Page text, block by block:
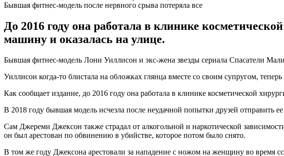
Бывшая фитнес-модель после нервного срыва потеряла все
До 2016 году она работала в клинике
машину и оказалась на улице.
Бывшая фитнес-модель Лони Уиллисон и экс-жена звезды сериала Спасатели
Уиллисон когда-то блистала на обложках глянца вместе со своим супругом,
Как сообщает издание, до 2016 году она работала в клинике косметической
В 2018 году бывшая модель исчезла после неудачной попытки друзей отправить
Сам Джереми Джексон также страдал от алкогольной и наркотической
он был арестован по обвинению в убийстве, которое потом было снято.
В том же году Джексона арестовали за нападение с ножом на женщину во время